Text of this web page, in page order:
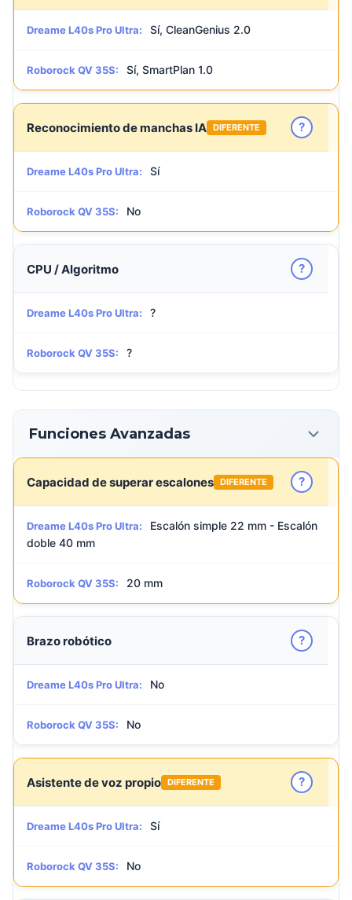
Dreame L40s Pro Ultra: Sí, CleanGenius 2.0
Roborock QV 35S: Sí, SmartPlan 1.0
Reconocimiento de manchas IA DIFERENTE ?
Dreame L40s Pro Ultra: Sí
Roborock QV 35S: No
CPU / Algoritmo ?
Dreame L40s Pro Ultra: ?
Roborock QV 35S: ?
Funciones Avanzadas
Capacidad de superar escalones DIFERENTE ?
Dreame L40s Pro Ultra:
Escalón simple 22 mm - Escalón
doble 40 mm
Roborock QV 35S: 20 mm
Brazo robótico ?
Dreame L40s Pro Ultra: No
Roborock QV 35S: No
Asistente de voz propio DIFERENTE ?
Dreame L40s Pro Ultra: Sí
Roborock QV 35S: No